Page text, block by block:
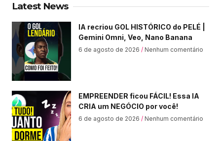
Latest News
IA recriou GOL HISTÓRICO do PELÉ |
Gemini Omni, Veo, Nano Banana
6 de agosto de 2026 Nenhum comentário
EMPREENDER ficou FÁCIL! Essa IA
CRIA um NEGÓCIO por você!
6 de agosto de 2026 Nenhum comentário